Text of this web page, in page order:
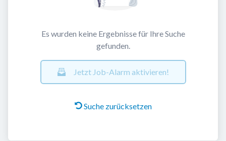
Es wurden keine Ergebnisse für Ihre Suche
gefunden.
Jetzt Job-Alarm aktivieren!
Suche zurücksetzen